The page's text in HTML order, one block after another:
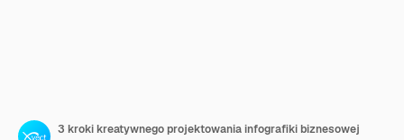
3 kroki kreatywnego projektowania infografiki biznesowej